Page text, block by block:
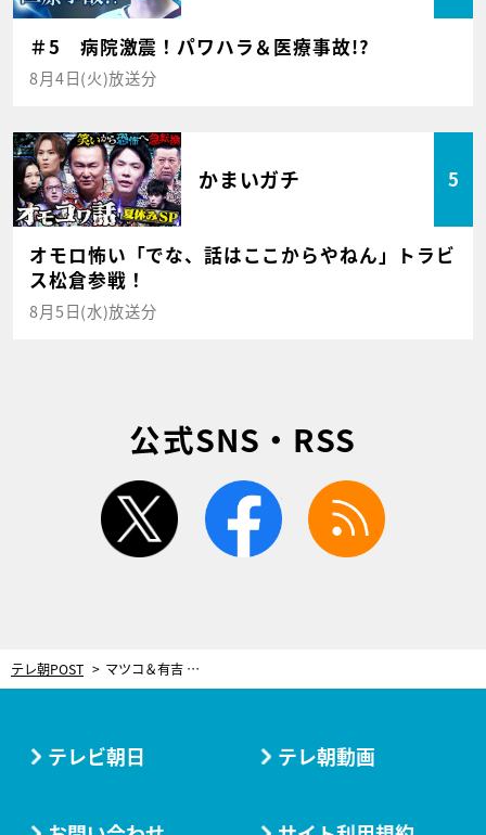
＃5 病院激震！パワハラ＆医療事故!?
8月4日(火)放送分
かまいガチ 5
オモロ怖い「でな、話はここからやねん」トラビ
ス松倉参戦！
8月5日(水)放送分
公式SNS・RSS
twitter facebook
テレ朝POST マツコ＆有吉 かりそめ天国
テレビ朝日 テレ朝動画